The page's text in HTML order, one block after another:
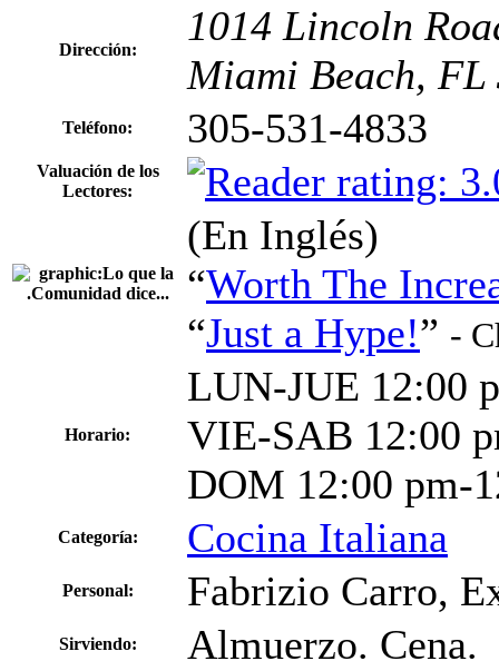
Dirección:
1014 Lincoln
Miami Beach, FL
Teléfono: 305-531-4833
Valuación de los
Lectores:
(En Inglés)
“Worth The
“Just a Hype!” -
Horario:
LUN-JUE 12:00
VIE-SAB 12:00
DOM 12:00 pm-
Categoría: Cocina Italiana
Personal: Fabrizio Carro,
Sirviendo: Almuerzo. Cena.